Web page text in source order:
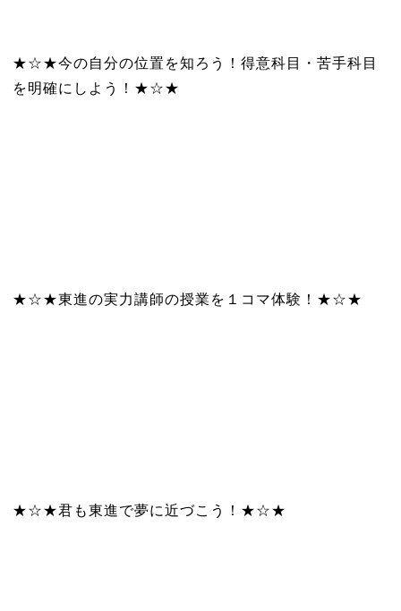
★☆★今の自分の位置を知ろう！得意科目・苦手科目
を明確にしよう！★☆★
★☆★東進の実力講師の授業を１コマ体験！★☆★
★☆★君も東進で夢に近づこう！★☆★